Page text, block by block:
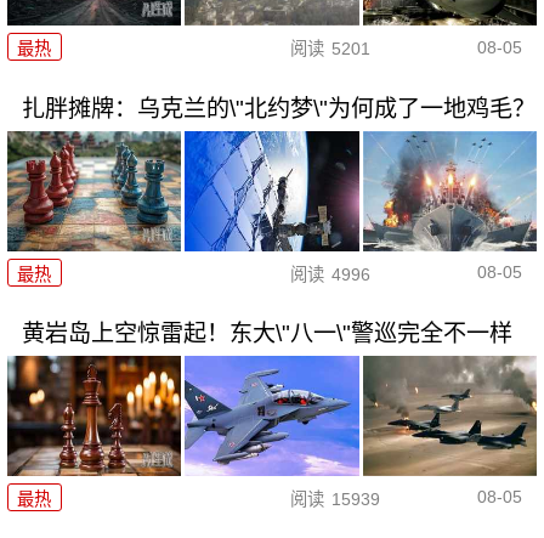
最热 阅读 5201 08-05
扎胖摊牌：乌克兰的\"北约梦\"为何成了一地鸡毛？
最热 阅读 4996 08-05
黄岩岛上空惊雷起！东大\"八一\"警巡完全不一样
最热 阅读 15939 08-05